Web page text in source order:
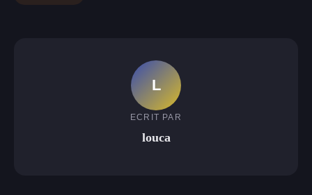
L
ECRIT PAR
louca